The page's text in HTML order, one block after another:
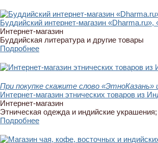
Буддийский интернет-магазин
Интернет-магазин
Буддийская литература и другие товары
Подробнее
При покупке скажите слово
Интернет-магазин этнических товаров из
Интернет-магазин
Этническая одежда и индийские
Подробнее